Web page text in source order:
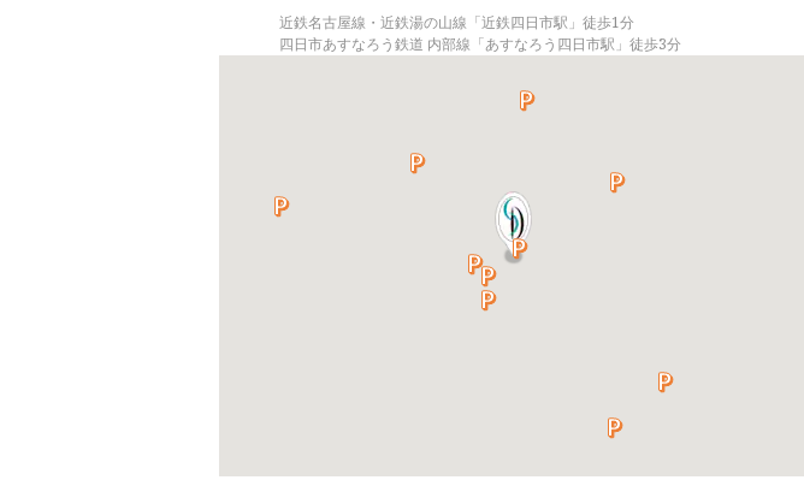
近鉄名古屋線・近鉄湯の山線「近鉄四日市駅」徒歩1分
四日市あすなろう鉄道 内部線「あすなろう四日市駅」徒歩3分